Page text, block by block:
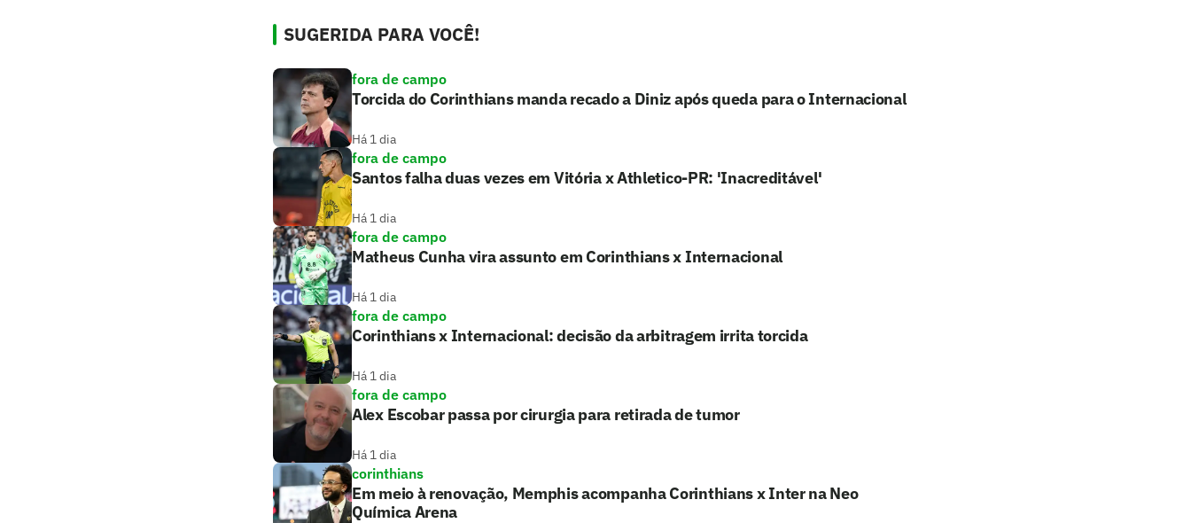
SUGERIDA PARA VOCÊ!
fora de campo
Torcida do Corinthians manda recado a Diniz após queda para o Internacional
Há 1 dia
fora de campo
Santos falha duas vezes em Vitória x Athletico-PR: 'Inacreditável'
Há 1 dia
fora de campo
Matheus Cunha vira assunto em Corinthians x Internacional
Há 1 dia
fora de campo
Corinthians x Internacional: decisão da arbitragem irrita torcida
Há 1 dia
fora de campo
Alex Escobar passa por cirurgia para retirada de tumor
Há 1 dia
corinthians
Em meio à renovação, Memphis acompanha Corinthians x Inter na Neo
Química Arena